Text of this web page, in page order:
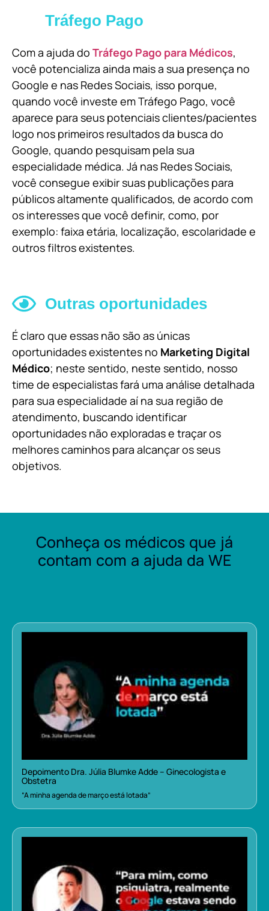
Tráfego Pago
Com a ajuda do Tráfego Pago para Médicos,
você potencializa ainda mais a sua presença no
Google e nas Redes Sociais, isso porque,
quando você investe em Tráfego Pago, você
aparece para seus potenciais clientes/pacientes
logo nos primeiros resultados da busca do
Google, quando pesquisam pela sua
especialidade médica. Já nas Redes Sociais,
você consegue exibir suas publicações para
públicos altamente qualificados, de acordo com
os interesses que você definir, como, por
exemplo: faixa etária, localização, escolaridade e
outros filtros existentes.
Outras oportunidades
É claro que essas não são as únicas
oportunidades existentes no Marketing Digital
Médico; neste sentido, neste sentido, nosso
time de especialistas fará uma análise detalhada
para sua especialidade aí na sua região de
atendimento, buscando identificar
oportunidades não exploradas e traçar os
melhores caminhos para alcançar os seus
objetivos.
Conheça os médicos que já
contam com a ajuda da WE
Depoimento Dra. Júlia Blumke Adde – Ginecologista e
Obstetra
“A minha agenda de março está lotada”